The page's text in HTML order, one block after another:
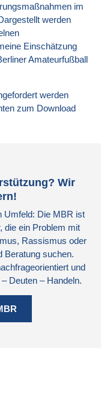
im
werden
Einschätzung
Amateurfußball
werden
zum Download
Wir
Umfeld: Die MBR ist
die ein Problem mit
Rassismus oder
Beratung suchen.
und
Deuten – Handeln.